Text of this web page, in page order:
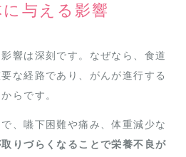
与える影響
響は深刻です。なぜなら、食道
な経路であり、がんが進行する
らです。
、嚥下困難や痛み、体重減少な
りづらくなることで栄養不良が